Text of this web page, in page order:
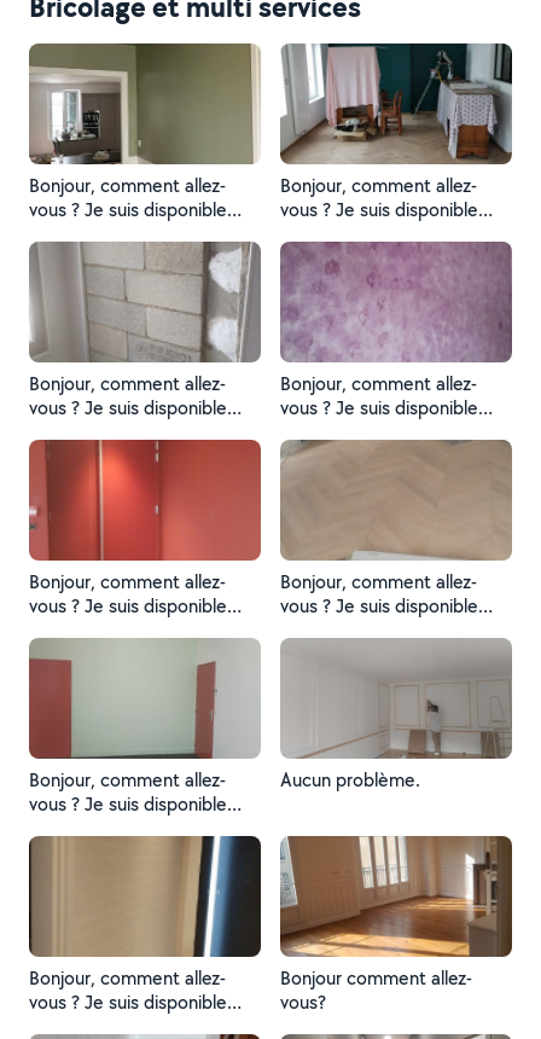
Bonjour, comment allez-
vous ? Je suis disponible
Bonjour, comment allez-
vous ? Je suis disponible
Bonjour, comment allez-
vous ? Je suis disponible
Bonjour, comment allez-
vous ? Je suis disponible
Bonjour, comment allez-
vous ? Je suis disponible
Bonjour, comment allez-
vous ? Je suis disponible
Bonjour, comment allez-
vous ? Je suis disponible
Aucun problème.
Bonjour, comment allez-
vous ? Je suis disponible
Bonjour comment allez-
vous?